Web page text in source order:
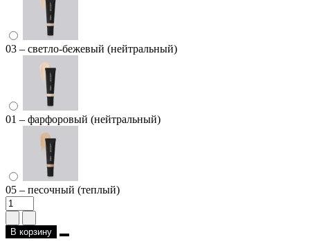
03 – светло-бежевый (нейтральный)
01 – фарфоровый (нейтральный)
05 – песочный (теплый)
В корзину